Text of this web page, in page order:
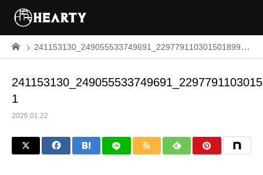
241153130_249055533749691_2297791103015018990_n-1
1
2026.01.22